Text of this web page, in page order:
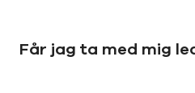
Får jag ta med mig